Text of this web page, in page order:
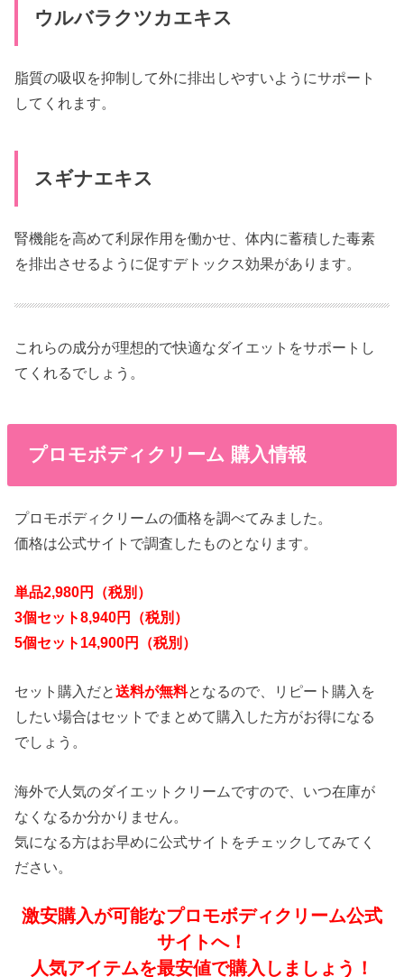
ウルバラクツカエキス
脂質の吸収を抑制して外に排出しやすいようにサポート
してくれます。
スギナエキス
腎機能を高めて利尿作用を働かせ、体内に蓄積した毒素
を排出させるように促すデトックス効果があります。
これらの成分が理想的で快適なダイエットをサポートし
てくれるでしょう。
プロモボディクリーム 購入情報
プロモボディクリームの価格を調べてみました。
価格は公式サイトで調査したものとなります。
単品2,980円（税別）
3個セット8,940円（税別）
5個セット14,900円（税別）
セット購入だと送料が無料となるので、リピート購入を
したい場合はセットでまとめて購入した方がお得になる
でしょう。
海外で人気のダイエットクリームですので、いつ在庫が
なくなるか分かりません。
気になる方はお早めに公式サイトをチェックしてみてく
ださい。
激安購入が可能なプロモボディクリーム公式
サイトへ！
人気アイテムを最安値で購入しましょう！